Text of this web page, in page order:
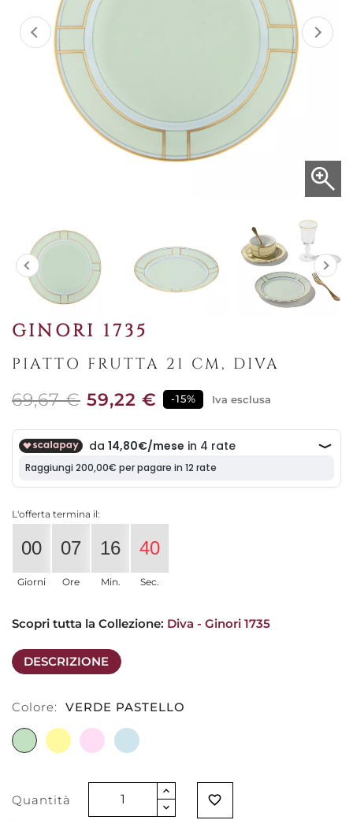
GINORI 1735
PIATTO FRUTTA 21 CM, DIVA
69,67 € 59,22 € -15% Iva esclusa
L'offerta termina il:
00
Giorni
07
Ore
16
Min.
40
Sec.
Scopri tutta la Collezione: Diva - Ginori 1735
DESCRIZIONE
Colore: VERDE PASTELLO
VERDE
PASTELLO
GIALLO
PASTELLO
ROSA
PASTELLO
CELESTE
PASTELLO
Quantità favorite_border